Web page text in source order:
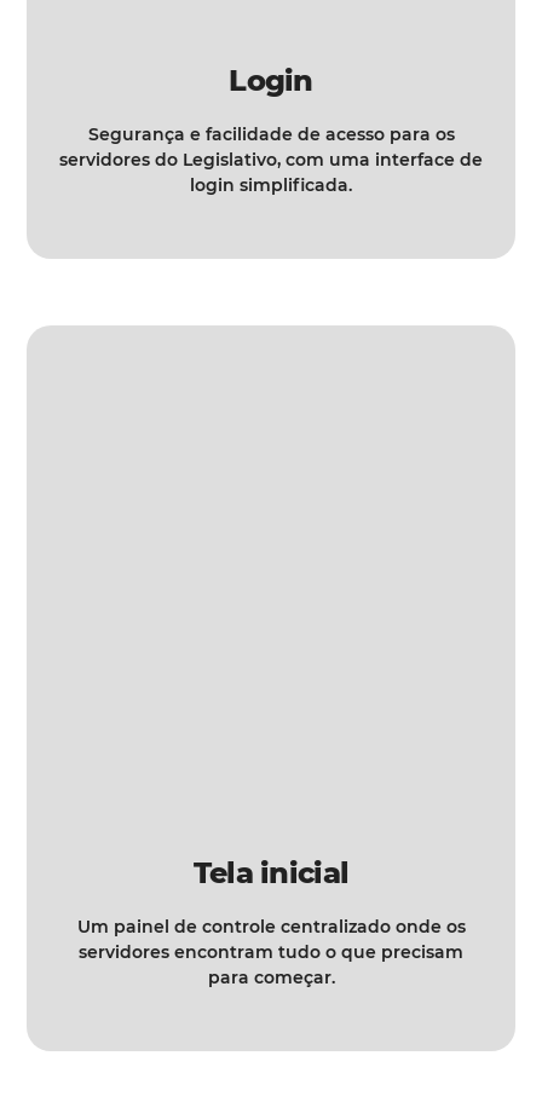
Login
Segurança e facilidade de acesso para os
servidores do Legislativo, com uma interface de
login simplificada.
Tela inicial
Um painel de controle centralizado onde os
servidores encontram tudo o que precisam
para começar.